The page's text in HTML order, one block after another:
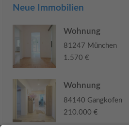
Neue Immobilien
Wohnung
81247 München
1.570 €
Wohnung
84140 Gangkofen
210.000 €